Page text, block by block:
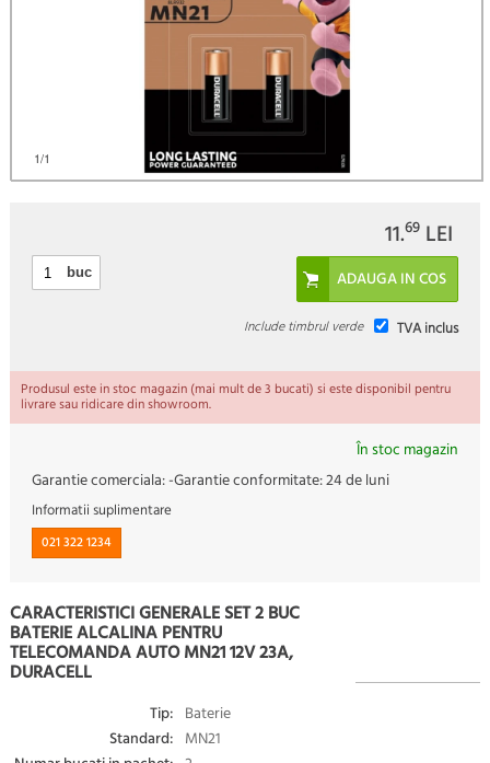
1/1
11.69 LEI
buc
TVA inclus
Include timbrul verde
Produsul este in stoc magazin (mai mult de 3 bucati) si este disponibil pentru
livrare sau ridicare din showroom.
În stoc magazin
Garantie comerciala:-Garantie conformitate:24 de luni
Informatii suplimentare
021 322 1234
CARACTERISTICI GENERALE SET 2 BUC
BATERIE ALCALINA PENTRU
TELECOMANDA AUTO MN21 12V 23A,
DURACELL
Tip: Baterie
Standard: MN21